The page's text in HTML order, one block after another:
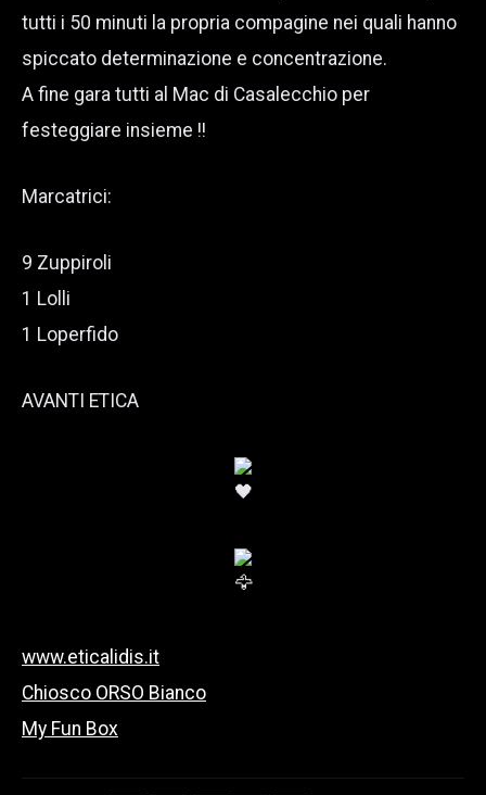
tutti i 50 minuti la propria compagine nei quali hanno
spiccato determinazione e concentrazione.
A fine gara tutti al Mac di Casalecchio per
festeggiare insieme !!
Marcatrici:
9 Zuppiroli
1 Lolli
1 Loperfido
AVANTI ETICA
www.eticalidis.it
Chiosco ORSO Bianco
My Fun Box